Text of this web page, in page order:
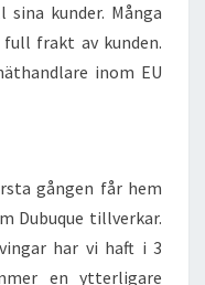
kunder. Många
frakt av kunden.
inom EU
gången får hem
Dubuque tillverkar.
har vi haft i 3
en ytterligare